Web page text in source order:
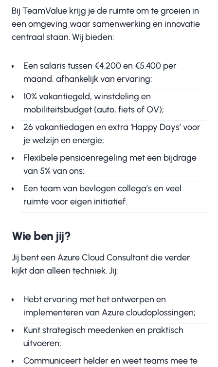
Bij TeamValue krijg je de ruimte om te groeien in
een omgeving waar samenwerking en innovatie
centraal staan. Wij bieden:
Een salaris tussen €4.200 en €5.400 per
maand, afhankelijk van ervaring;
10% vakantiegeld, winstdeling en
mobiliteitsbudget (auto, fiets of OV);
26 vakantiedagen en extra ‘Happy Days’ voor
je welzijn en energie;
Flexibele pensioenregeling met een bijdrage
van 5% van ons;
Een team van bevlogen collega’s en veel
ruimte voor eigen initiatief.
Wie ben jij?
Jij bent een Azure Cloud Consultant die verder
kijkt dan alleen techniek. Jij:
Hebt ervaring met het ontwerpen en
implementeren van Azure cloudoplossingen;
Kunt strategisch meedenken en praktisch
uitvoeren;
Communiceert helder en weet teams mee te